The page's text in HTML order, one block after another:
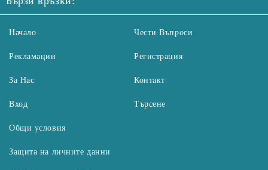
Начало
Рекламации
За Нас
Вход
Чести Въпроси
Регистрация
Контакт
Търсене
Общи условия
Защита на личните данни